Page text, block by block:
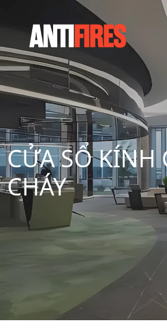
CỬA SỔ KÍNH
CHÁY